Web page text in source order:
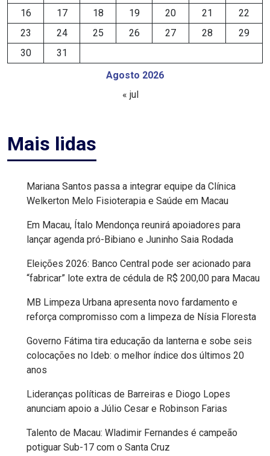
CRIANÇAS
FESTA
DO
FINANCEIRO
FPM
FUTEBOL
FUTSAL
FUTURO
GERAÇÃO
DE
EMPREGO
E
Agosto 2026
16
17 18 19 20 21
22
23
24 25 26 27 28
29
30
31
« jul
Mais lidas
Mariana Santos passa a integrar equipe da Clínica
Welkerton Melo Fisioterapia e Saúde em Macau
Em Macau, Ítalo Mendonça reunirá apoiadores para
lançar agenda pró-Bibiano e Juninho Saia Rodada
Eleições 2026: Banco Central pode ser acionado para
“fabricar” lote extra de cédula de R$ 200,00 para Macau
MB Limpeza Urbana apresenta novo fardamento e
reforça compromisso com a limpeza de Nísia Floresta
Governo Fátima tira educação da lanterna e sobe seis
colocações no Ideb: o melhor índice dos últimos 20
anos
Lideranças políticas de Barreiras e Diogo Lopes
anunciam apoio a Júlio Cesar e Robinson Farias
Talento de Macau: Wladimir Fernandes é campeão
potiguar Sub-17 com o Santa Cruz